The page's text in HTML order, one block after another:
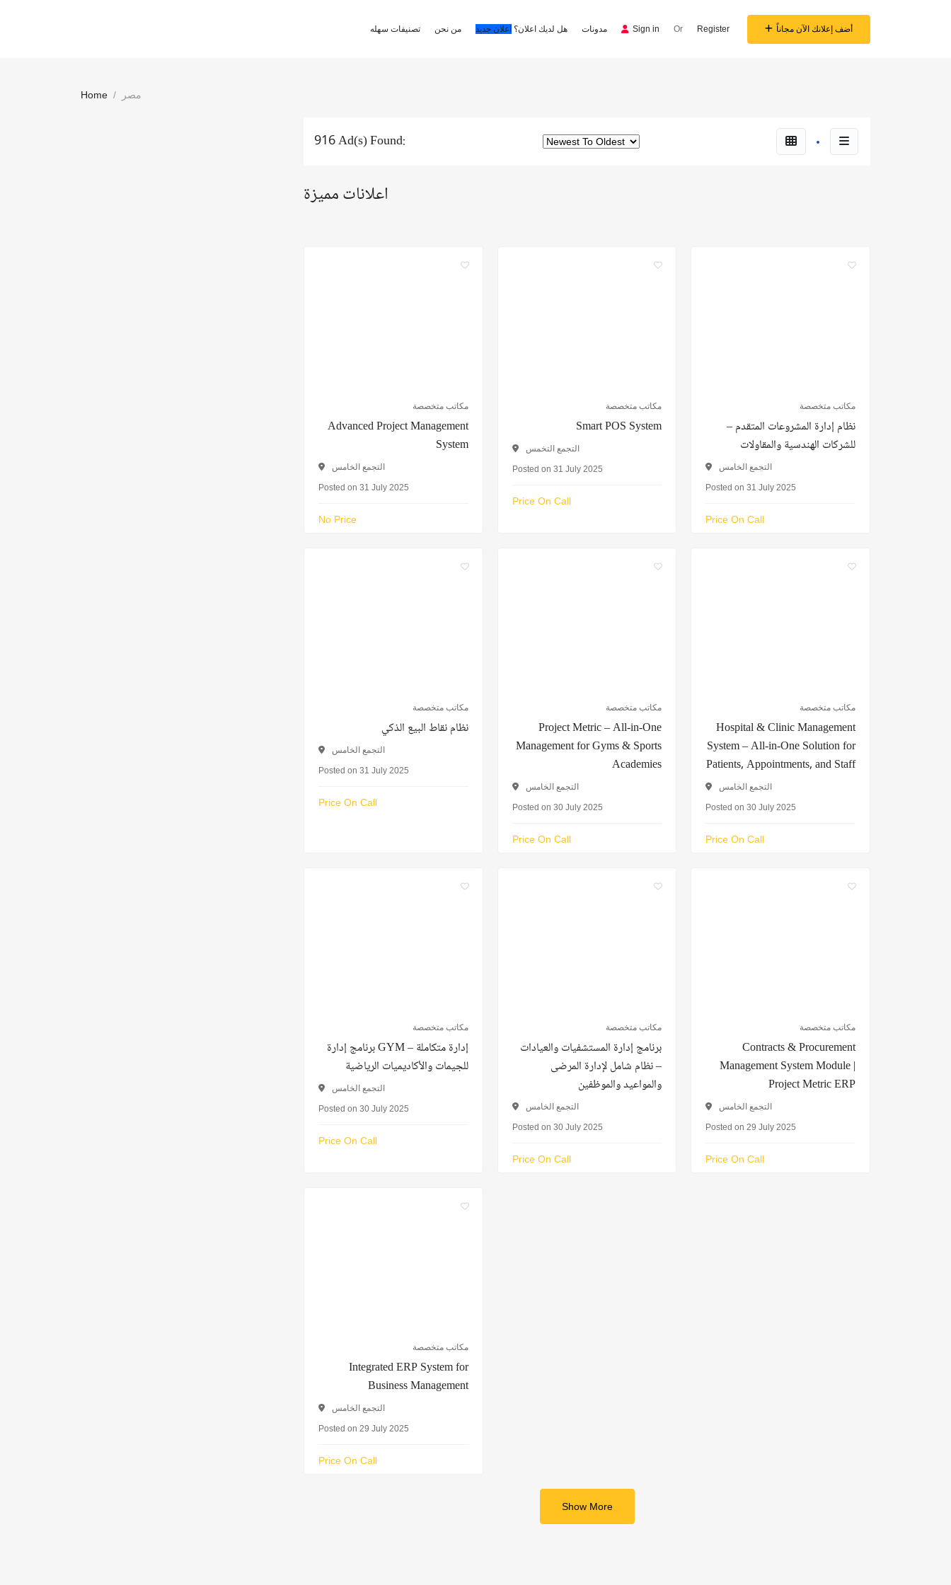
تصنيفات سهله من نحن هل لديك اعلان؟ اعلان جديد مدونات Sign in Or Register أضف إعلانك الآن مجاناً
Home مصر
916 Ad(s) Found:
اعلانات مميزة
مكاتب متخصصة
Advanced Project Management
System
التجمع الخامس
Posted on 31 July 2025
No Price
مكاتب متخصصة
Smart POS System
التجمع التخمس
Posted on 31 July 2025
Price On Call
مكاتب متخصصة
نظام إدارة المشروعات المتقدم –
للشركات الهندسية والمقاولات
التجمع الخامس
Posted on 31 July 2025
Price On Call
مكاتب متخصصة
نظام نقاط البيع الذكي
التجمع الخامس
Posted on 31 July 2025
Price On Call
مكاتب متخصصة
Project Metric – All-in-One
Management for Gyms & Sports
Academies
التجمع الخامس
Posted on 30 July 2025
Price On Call
مكاتب متخصصة
Hospital & Clinic Management
System – All-in-One Solution for
Patients, Appointments, and Staff
التجمع الخامس
Posted on 30 July 2025
Price On Call
مكاتب متخصصة
برنامج إدارة GYM – إدارة متكاملة
للجيمات والأكاديميات الرياضية
التجمع الخامس
Posted on 30 July 2025
Price On Call
مكاتب متخصصة
برنامج إدارة المستشفيات والعيادات
– نظام شامل لإدارة المرضى
والمواعيد والموظفين
التجمع الخامس
Posted on 30 July 2025
Price On Call
مكاتب متخصصة
Contracts & Procurement
Management System Module |
Project Metric ERP
التجمع الخامس
Posted on 29 July 2025
Price On Call
مكاتب متخصصة
Integrated ERP System for
Business Management
التجمع الخامس
Posted on 29 July 2025
Price On Call
Show More